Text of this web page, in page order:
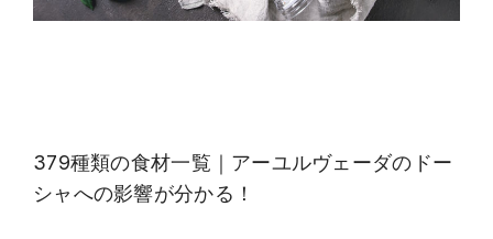
379種類の食材一覧｜アーユルヴェーダのドー
シャへの影響が分かる！